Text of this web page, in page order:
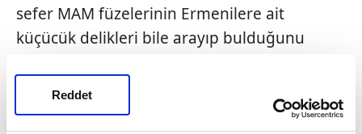
Reddet
sefer MAM füzelerinin Ermenilere ait
küçücük delikleri bile arayıp bulduğunu
Türk silahlarının hassas hedef tespit ve imha
kapasitesi sayesinde Ermeniler kafasını bile